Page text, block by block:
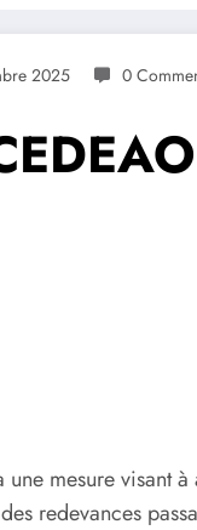
2025 0
mesure visant
redevances